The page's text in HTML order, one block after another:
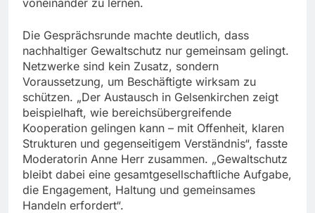
Die Gesprächsrunde machte deutlich, dass
nachhaltiger Gewaltschutz nur gemeinsam gelingt.
Netzwerke sind kein Zusatz, sondern
Voraussetzung, um Beschäftigte wirksam zu
schützen. „Der Austausch in Gelsenkirchen zeigt
beispielhaft, wie bereichsübergreifende
Kooperation gelingen kann – mit Offenheit, klaren
Strukturen und gegenseitigem Verständnis“, fasste
Moderatorin Anne Herr zusammen. „Gewaltschutz
bleibt dabei eine gesamtgesellschaftliche Aufgabe,
die Engagement, Haltung und gemeinsames
Handeln erfordert“.